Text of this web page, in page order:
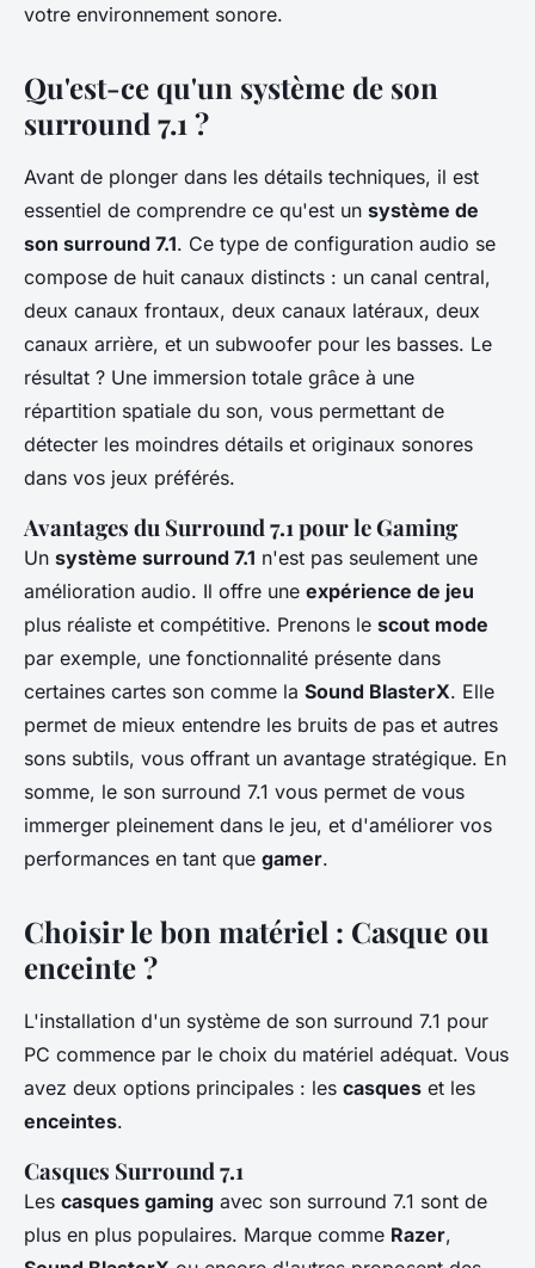
votre environnement sonore.
Qu'est-ce qu'un système de son
surround 7.1 ?
Avant de plonger dans les détails techniques, il est
essentiel de comprendre ce qu'est un système de
son surround 7.1. Ce type de configuration audio se
compose de huit canaux distincts : un canal central,
deux canaux frontaux, deux canaux latéraux, deux
canaux arrière, et un subwoofer pour les basses. Le
résultat ? Une immersion totale grâce à une
répartition spatiale du son, vous permettant de
détecter les moindres détails et originaux sonores
dans vos jeux préférés.
Avantages du Surround 7.1 pour le Gaming
Un système surround 7.1 n'est pas seulement une
amélioration audio. Il offre une expérience de jeu
plus réaliste et compétitive. Prenons le scout mode
par exemple, une fonctionnalité présente dans
certaines cartes son comme la Sound BlasterX. Elle
permet de mieux entendre les bruits de pas et autres
sons subtils, vous offrant un avantage stratégique. En
somme, le son surround 7.1 vous permet de vous
immerger pleinement dans le jeu, et d'améliorer vos
performances en tant que gamer.
Choisir le bon matériel : Casque ou
enceinte ?
L'installation d'un système de son surround 7.1 pour
PC commence par le choix du matériel adéquat. Vous
avez deux options principales : les casques et les
enceintes.
Casques Surround 7.1
Les casques gaming avec son surround 7.1 sont de
plus en plus populaires. Marque comme Razer,